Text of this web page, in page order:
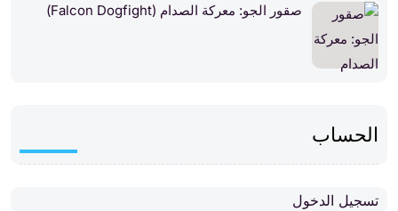
صقور الجو: معركة الصدام (Falcon Dogfight)
الحساب
تسجيل الدخول